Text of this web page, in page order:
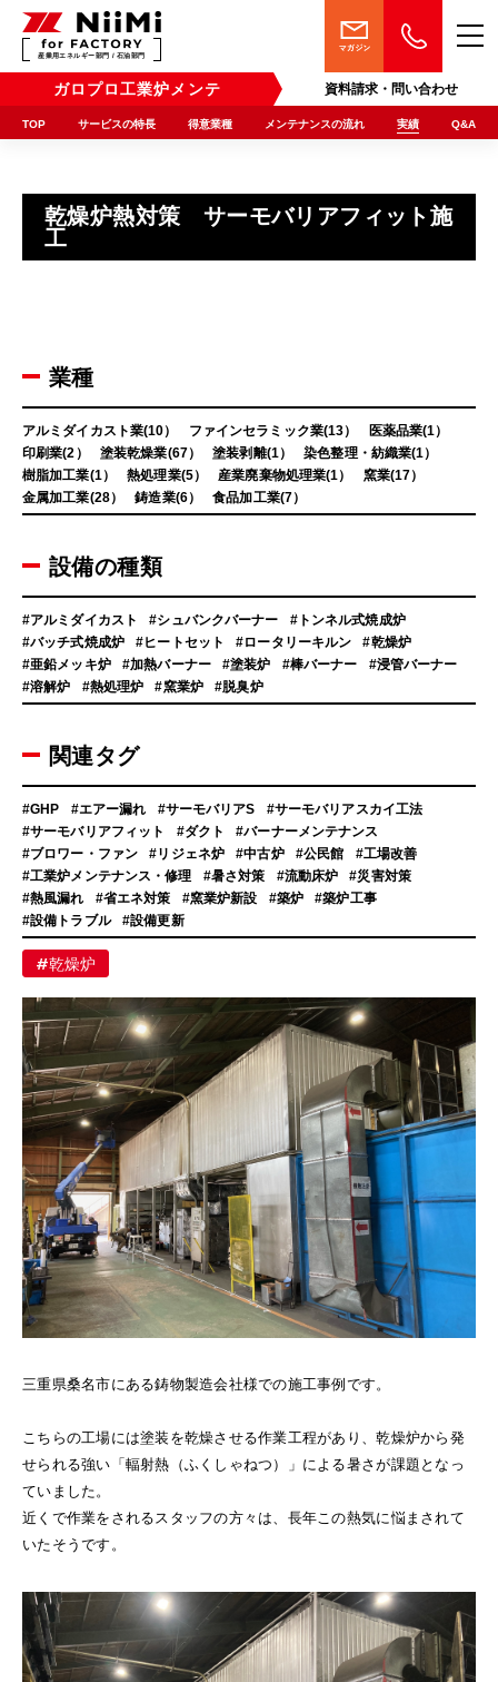
産業用エネルギー部門 / 石油部門
ガロプロ工業炉メンテ 資料請求・問い合わせ
TOP サービスの特長 得意業種 メンテナンスの流れ 実績 Q&A
乾燥炉熱対策 サーモバリアフィット施
工
業種
アルミダイカスト業(10） ファインセラミック業(13）
医薬品業(1）
印刷業(2）
塗装乾燥業(67） 塗装剥離(1）
染色整理・紡織業(1）
樹脂加工業(1）
熱処理業(5） 産業廃棄物処理業(1）
窯業(17）
金属加工業(28）
鋳造業(6） 食品加工業(7）
設備の種類
#アルミダイカスト #シュバンクバーナー
#トンネル式焼成炉
#バッチ式焼成炉
#ヒートセット #ロータリーキルン
#乾燥炉
#亜鉛メッキ炉
#加熱バーナー #塗装炉 #棒バーナー
#浸管バーナー
#溶解炉
#熱処理炉 #窯業炉 #脱臭炉
関連タグ
#GHP #エアー漏れ #サーモバリアS
#サーモバリアスカイ工法
#サーモバリアフィット
#ダクト
#バーナーメンテナンス
#ブロワー・ファン
#リジェネ炉 #中古炉 #公民館
#工場改善
#工業炉メンテナンス・修理
#暑さ対策 #流動床炉
#災害対策
#熱風漏れ
#省エネ対策 #窯業炉新設 #築炉
#築炉工事
#設備トラブル
#設備更新
#乾燥炉
三重県桑名市にある鋳物製造会社様での施工事例です。
こちらの工場には塗装を乾燥させる作業工程があり、乾燥炉から発
せられる強い「輻射熱（ふくしゃねつ）」による暑さが課題となっ
ていました。
近くで作業をされるスタッフの方々は、長年この熱気に悩まされて
いたそうです。